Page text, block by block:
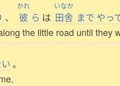
、
かれ
彼 ら は
いなか
田舎 まで やっ
the little road until they
。